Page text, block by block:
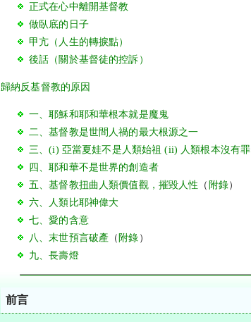
正式在心中離開基督教
做臥底的日子
甲亢（人生的轉捩點）
後話（關於基督徒的控訴）
歸納反基督教的原因
一、耶穌和耶和華根本就是魔鬼
二、基督教是世間人禍的最大根源之一
三、(i) 亞當夏娃不是人類始祖 (ii) 人類根本沒有罪
四、耶和華不是世界的創造者
五、基督教扭曲人類價值觀，摧毀人性 （ 附錄）
六、人類比耶神偉大
七、愛的含意
八、末世預言破產 （ 附錄 ）
九、長壽燈
前言